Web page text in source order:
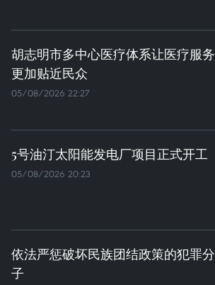
胡志明市多中心医疗体系让医疗服务
更加贴近民众
05/08/2026 22:27
5号油汀太阳能发电厂项目正式开工
05/08/2026 20:23
依法严惩破坏民族团结政策的犯罪分
子